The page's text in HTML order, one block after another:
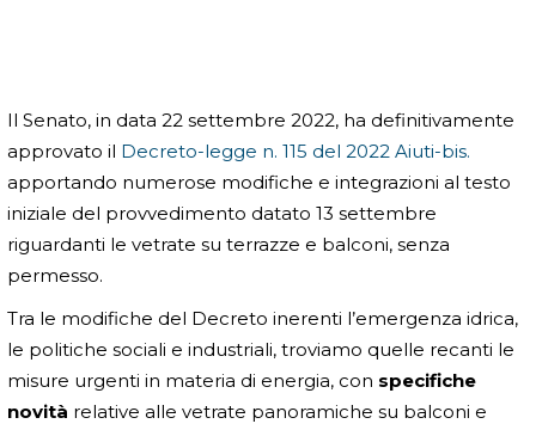
Il Senato, in data 22 settembre 2022, ha definitivamente
approvato il Decreto-legge n. 115 del 2022 Aiuti-bis.
apportando numerose modifiche e integrazioni al testo
iniziale del provvedimento datato 13 settembre
riguardanti le vetrate su terrazze e balconi, senza
permesso.
Tra le modifiche del Decreto inerenti l’emergenza idrica,
le politiche sociali e industriali, troviamo quelle recanti le
misure urgenti in materia di energia, con specifiche
novità relative alle vetrate panoramiche su balconi e